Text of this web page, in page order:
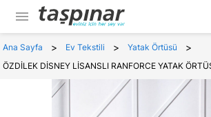
menu
Ana Sayfa > Ev Tekstili > Yatak Örtüsü >
ÖZDİLEK DİSNEY LİSANSLI RANFORCE YATAK